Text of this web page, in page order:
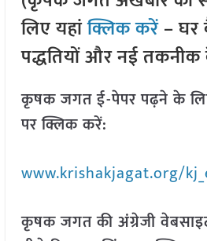
लिए यहांक्लिक करें– घर
पद्धतियों और नई
कृषक जगत ई-पेपर पढ़ने के
पर क्लिक करें:
www.krishakjagat.org/
कृषक जगत की अंग्रेजी